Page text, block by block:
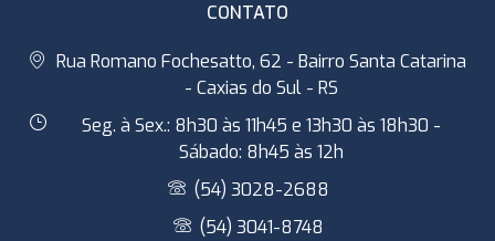
CONTATO
Rua Romano Fochesatto, 62 - Bairro Santa Catarina
- Caxias do Sul - RS
Seg. à Sex.: 8h30 às 11h45 e 13h30 às 18h30 -
Sábado: 8h45 às 12h
(54) 3028-2688
(54) 3041-8748